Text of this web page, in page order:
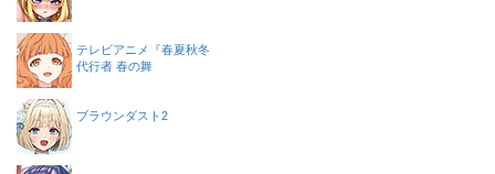
テレビアニメ『春夏秋冬
代行者 春の舞
ブラウンダスト2